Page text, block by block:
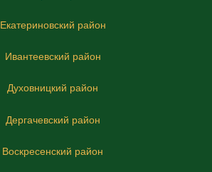
Екатериновский район
Ивантеевский район
Духовницкий район
Дергачевский район
Воскресенский район